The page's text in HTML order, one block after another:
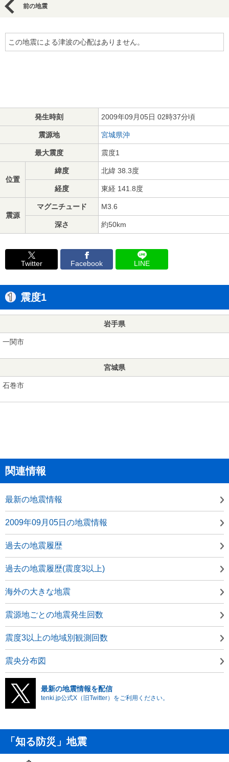
前の地震
この地震による津波の心配はありません。
発生時刻 2009年09月05日 02時37分頃
震源地 宮城県沖
最大震度 震度1
位置
緯度 北緯 38.3度
経度 東経 141.8度
震源
マグニチュード M3.6
深さ 約50km
Twitter Facebook LINE
震度1
岩手県
一関市
宮城県
石巻市
関連情報
最新の地震情報
2009年09月05日の地震情報
過去の地震履歴
過去の地震履歴(震度3以上)
海外の大きな地震
震源地ごとの地震発生回数
震度3以上の地域別観測回数
震央分布図
最新の地震情報を配信
tenki.jp公式X（旧Twitter）をご利用ください。
「知る防災」地震